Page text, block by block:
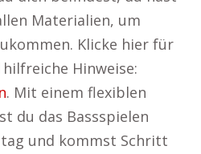
Materialien, um
Klicke hier für
Hinweise:
. Mit einem flexiblen
du das Bassspielen
und kommst Schritt